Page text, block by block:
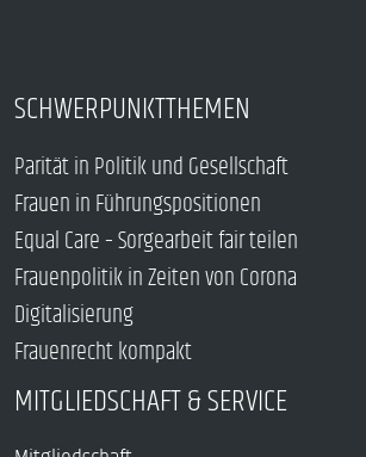
SCHWERPUNKTTHEMEN
Parität in Politik und Gesellschaft
Frauen in Führungspositionen
Equal Care – Sorgearbeit fair teilen
Frauenpolitik in Zeiten von Corona
Digitalisierung
Frauenrecht kompakt
MITGLIEDSCHAFT & SERVICE